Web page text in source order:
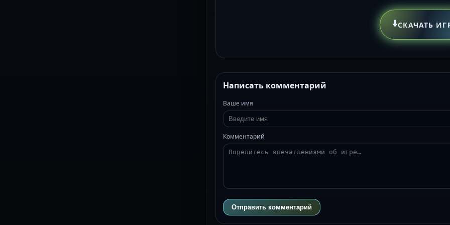
⬇️СКАЧАТЬ
Написать комментарий
Ваше имя
Комментарий
Отправить комментарий